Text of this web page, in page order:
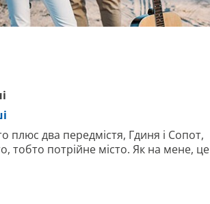
плюс два передмістя, Гдиня і Сопот,
тобто потрійне місто. Як на мене, це